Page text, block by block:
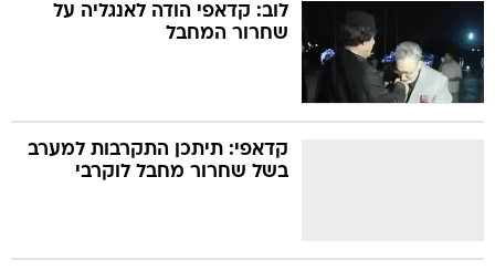
לוב: קדאפי הודה לאנגליה על
שחרור המחבל
קדאפי: תיתכן התקרבות למערב
בשל שחרור מחבל לוקרבי